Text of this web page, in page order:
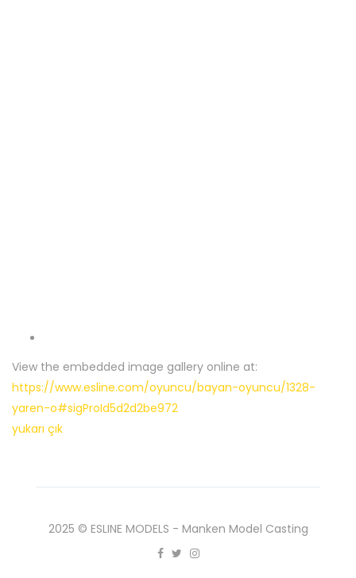
View the embedded image gallery online at:
https://www.esline.com/oyuncu/bayan-oyuncu/1328-
yaren-o#sigProId5d2d2be972
yukarı çık
2025 © ESLINE MODELS - Manken Model Casting